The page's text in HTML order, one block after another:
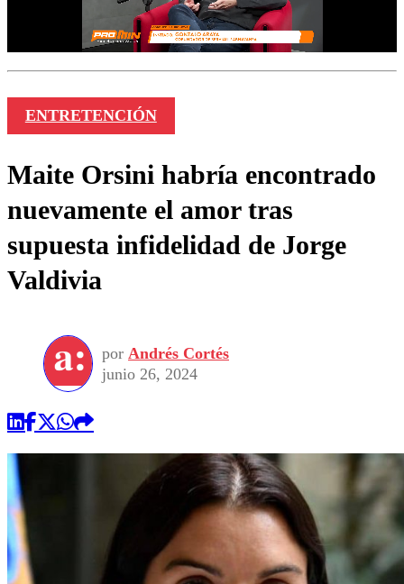
ENTRETENCIÓN
Maite Orsini habría encontrado
nuevamente el amor tras
supuesta infidelidad de Jorge
Valdivia
por Andrés Cortés
junio 26, 2024